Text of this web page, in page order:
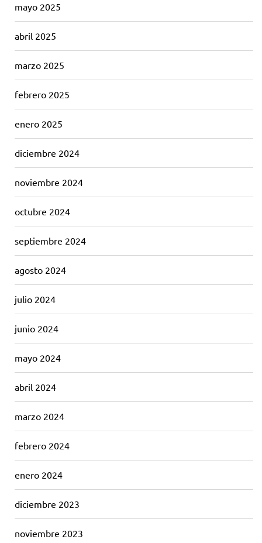
mayo 2025
abril 2025
marzo 2025
febrero 2025
enero 2025
diciembre 2024
noviembre 2024
octubre 2024
septiembre 2024
agosto 2024
julio 2024
junio 2024
mayo 2024
abril 2024
marzo 2024
febrero 2024
enero 2024
diciembre 2023
noviembre 2023